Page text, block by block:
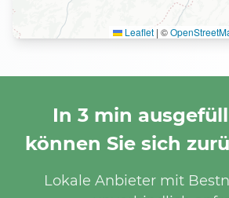
Leaflet | ©
In 3 min
können Sie sich
Lokale Anbieter mit